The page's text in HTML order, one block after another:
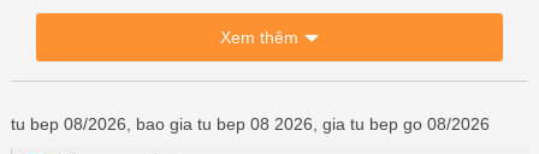
Xem thêm
tu bep 08/2026, bao gia tu bep 08 2026, gia tu bep go 08/2026